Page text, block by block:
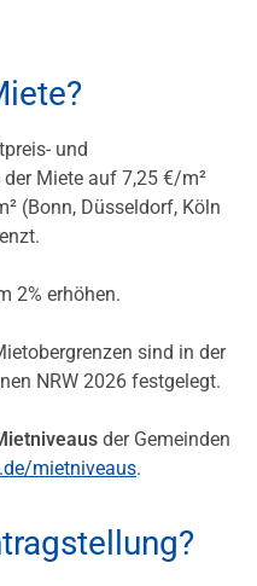
und
Miete auf 7,25 €/m²
(Bonn, Düsseldorf, Köln
2% erhöhen.
sind in der
NRW 2026 festgelegt.
der Gemeinden
mietniveaus.